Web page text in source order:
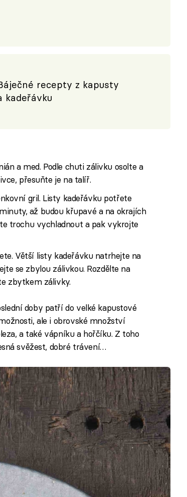
recepty z kapusty
kadeřávku
a med. Podle chuti zálivku osolte a
přesuňte je na talíř.
gril. Listy kadeřávku potřete
až budou křupavé a na okrajích
trochu vychladnout a pak vykrojte
Větší listy kadeřávku natrhejte na
se zbylou zálivkou. Rozdělte na
zbytkem zálivky.
doby patří do velké kapustové
ale i obrovské množství
a také vápníku a hořčíku. Z toho
svěžest, dobré trávení…